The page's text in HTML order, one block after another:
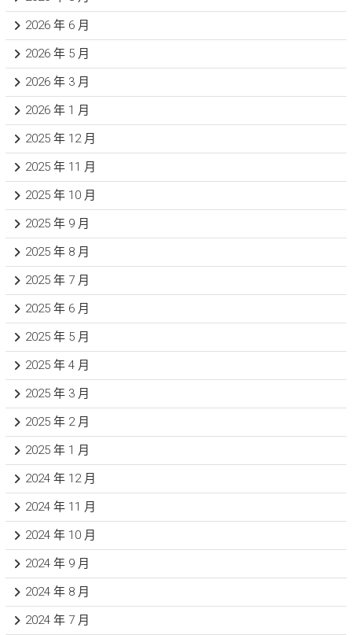
2026 年 6 月
2026 年 5 月
2026 年 3 月
2026 年 1 月
2025 年 12 月
2025 年 11 月
2025 年 10 月
2025 年 9 月
2025 年 8 月
2025 年 7 月
2025 年 6 月
2025 年 5 月
2025 年 4 月
2025 年 3 月
2025 年 2 月
2025 年 1 月
2024 年 12 月
2024 年 11 月
2024 年 10 月
2024 年 9 月
2024 年 8 月
2024 年 7 月